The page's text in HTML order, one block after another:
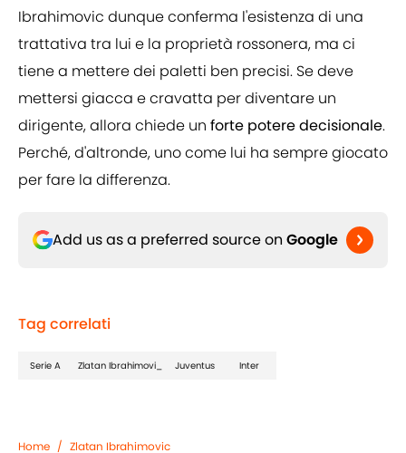
Ibrahimovic dunque conferma l'esistenza di una
trattativa tra lui e la proprietà rossonera, ma ci
tiene a mettere dei paletti ben precisi. Se deve
mettersi giacca e cravatta per diventare un
dirigente, allora chiede un forte potere decisionale.
Perché, d'altronde, uno come lui ha sempre giocato
per fare la differenza.
Add us as a preferred source on Google
Tag correlati
Serie A Zlatan Ibrahimovi_ Juventus Inter
Home / Zlatan Ibrahimovic